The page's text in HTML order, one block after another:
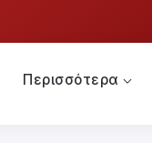
Περισσότερα